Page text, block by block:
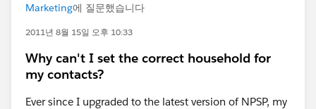
Marketing에 질문했습니다
2011년 8월 15일 오후 10:33
Why can't I set the correct household for
my contacts?
Ever since I upgraded to the latest version of NPSP, my